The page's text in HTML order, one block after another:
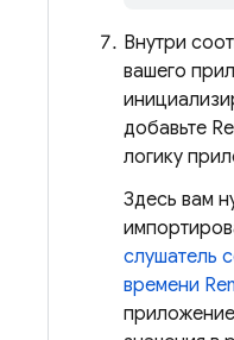
Внутри
вашего
добавьте
логику
Здесь вам
слушатель
времени